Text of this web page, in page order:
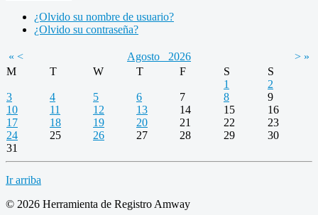
¿Olvido su nombre de usuario?
¿Olvido su contraseña?
« < Agosto 2026 > »
M
T W T F S
S
1
2
3
4 5 6 7 8
9
10
11 12 13 14 15
16
17
18 19 20 21 22
23
24
25 26 27 28 29
30
31
Ir arriba
© 2026 Herramienta de Registro Amway